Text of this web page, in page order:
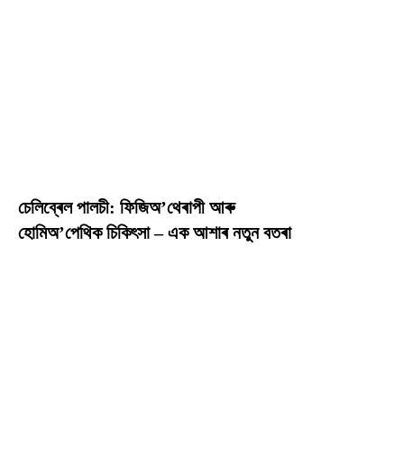
চেলিব্ৰেল পালচী: ফিজিঅ’থেৰাপী আৰু
হোমিঅ’পেথিক চিকিৎসা – এক আশাৰ নতুন বতৰা